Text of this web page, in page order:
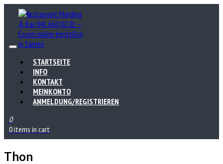
STARTSEITE
INFO
KONTAKT
MEINKONTO
ANMELDUNG/REGISTRIEREN
0
0 items in cart
Thon